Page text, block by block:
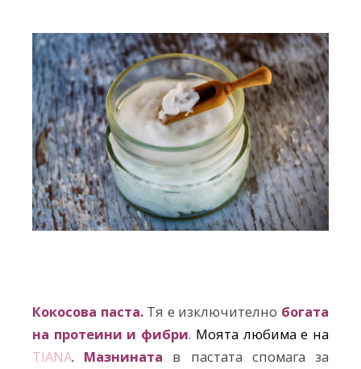
Кокосова паста. Тя е изключително богата
на протеини и фибри. Моята любима е на
TIANA. Мазнината в пастата спомага за